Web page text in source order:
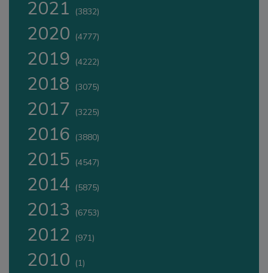
2021 (3832)
2020 (4777)
2019 (4222)
2018 (3075)
2017 (3225)
2016 (3880)
2015 (4547)
2014 (5875)
2013 (6753)
2012 (971)
2010 (1)